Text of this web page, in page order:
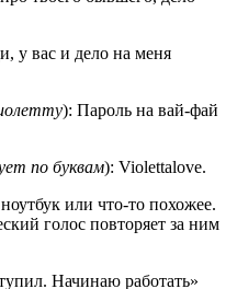
у вас и дело на меня
): Пароль на вай-фай
по буквам): Violettalove.
или что-то похожее.
голос повторяет за ним
Начинаю работать»